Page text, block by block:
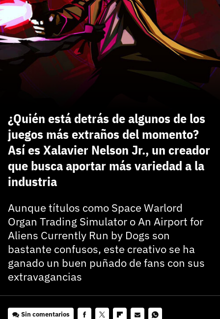
¿Quién está detrás de algunos de los
juegos más extraños del momento?
Así es Xalavier Nelson Jr., un creador
que busca aportar más variedad a la
industria
Aunque títulos como Space Warlord
Organ Trading Simulator o An Airport for
Aliens Currently Run by Dogs son
bastante confusos, este creativo se ha
ganado un buen puñado de fans con sus
extravagancias
Sin comentarios
¿Todavía no tienes cuenta?
Regístrate gratis
de 3DJuegos:
Recupera tu acceso con Facebook
carácter inicial), pero no mayúsculas, espacios, tildes
o caracteres especiales.
He leído y acepto la
politica de privacidad y
de participación
Registrarse en 3DJuegos
Entra con Google
¿Ya tienes cuenta?